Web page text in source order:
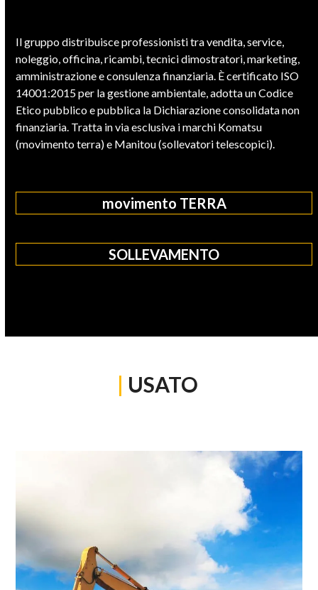
Il gruppo distribuisce professionisti tra vendita, service,
noleggio, officina, ricambi, tecnici dimostratori, marketing,
amministrazione e consulenza finanziaria. È certificato ISO
14001:2015 per la gestione ambientale, adotta un Codice
Etico pubblico e pubblica la Dichiarazione consolidata non
finanziaria. Tratta in via esclusiva i marchi Komatsu
(movimento terra) e Manitou (sollevatori telescopici).
movimento TERRA
SOLLEVAMENTO
| USATO